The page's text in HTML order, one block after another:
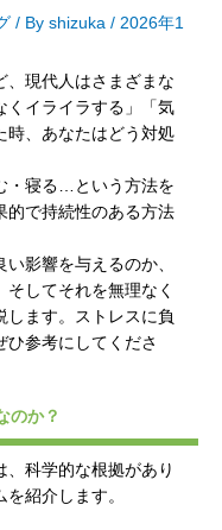
/ By shizuka / 2026年1
、現代人はさまざまな
くイライラする」「気
時、あなたはどう対処
・寝る…という方法を
的で持続性のある方法
影響を与えるのか、
してそれを無理なく
します。ストレスに負
ひ参考にしてくださ
のか？
科学的な根拠があり
紹介します。